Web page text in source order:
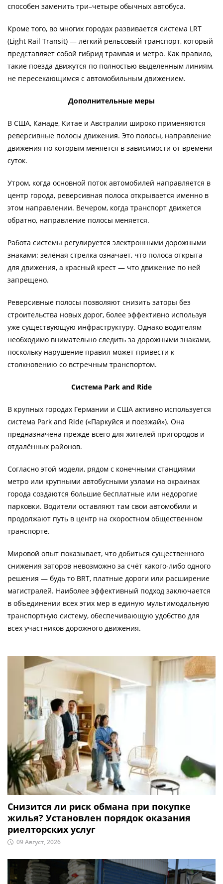
способен заменить три–четыре обычных автобуса.
Кроме того, во многих городах развивается система LRT
(Light Rail Transit) — лёгкий рельсовый транспорт, который
представляет собой гибрид трамвая и метро. Как правило,
такие поезда движутся по полностью выделенным линиям,
не пересекающимся с автомобильным движением.
Дополнительные меры
В США, Канаде, Китае и Австралии широко применяются
реверсивные полосы движения. Это полосы, направление
движения по которым меняется в зависимости от времени
суток.
Утром, когда основной поток автомобилей направляется в
центр города, реверсивная полоса открывается именно в
этом направлении. Вечером, когда транспорт движется
обратно, направление полосы меняется.
Работа системы регулируется электронными дорожными
знаками: зелёная стрелка означает, что полоса открыта
для движения, а красный крест — что движение по ней
запрещено.
Реверсивные полосы позволяют снизить заторы без
строительства новых дорог, более эффективно используя
уже существующую инфраструктуру. Однако водителям
необходимо внимательно следить за дорожными знаками,
поскольку нарушение правил может привести к
столкновению со встречным транспортом.
Система Park and Ride
В крупных городах Германии и США активно используется
система Park and Ride («Паркуйся и поезжай»). Она
предназначена прежде всего для жителей пригородов и
отдалённых районов.
Согласно этой модели, рядом с конечными станциями
метро или крупными автобусными узлами на окраинах
города создаются большие бесплатные или недорогие
парковки. Водители оставляют там свои автомобили и
продолжают путь в центр на скоростном общественном
транспорте.
Мировой опыт показывает, что добиться существенного
снижения заторов невозможно за счёт какого-либо одного
решения — будь то BRT, платные дороги или расширение
магистралей. Наиболее эффективный подход заключается
в объединении всех этих мер в единую мультимодальную
транспортную систему, обеспечивающую удобство для
всех участников дорожного движения.
Снизится ли риск обмана при покупке
жилья? Установлен порядок оказания
риелторских услуг
09 Август, 2026